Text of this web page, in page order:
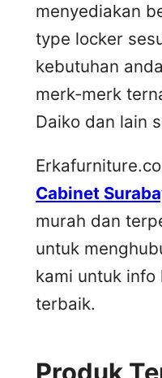
menyediakan
type locker
kebutuhan
merk-merk
Daiko dan lain
Cabinet
murah dan
untuk
kami untuk
terbaik.